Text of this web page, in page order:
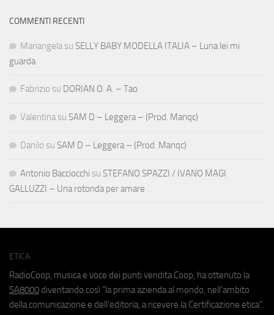
COMMENTI RECENTI
Mariangela su SELLY BABY MODELLA ITALIA – Luna lei mi
guarda
Fabrizio su DORIAN O. A. – Tao
Valentina su SAM D – Leggera – (Prod. Manqc)
Danilo su SAM D – Leggera – (Prod. Manqc)
Antonio Bacciocchi su STEFANO SPAZZI / IVANO MAGI
GALLUZZI – Una rotonda per amare
ETICA
RadioCoop, musica e voce dei punti vendita Coop, ha ottenuto la
SA8000 diventando così "la prima azienda al mondo, nell'ambito
della comunicazione e dell'editoria, a ricevere la Certificazione etica".